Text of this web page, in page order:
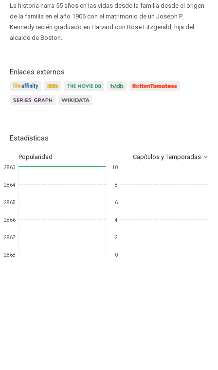
La historia narra 55 años en las vidas desde la familia desde el origen
de la familia en el año 1906 con el matrimonio de un Joseph P.
Kennedy recién graduado en Harvard con Rose Fitzgerald, hija del
alcalde de Boston.
Enlaces externos
Estadísticas
Popularidad Capítulos y Temporadas
2863
2864
2865
2866
2867
2868
10
8
6
4
2
0